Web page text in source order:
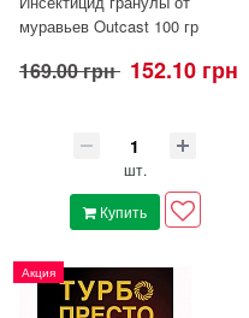
муравьев Outcast 100 гр
169.00 грн 152.10 грн
шт.
Купить
Акция